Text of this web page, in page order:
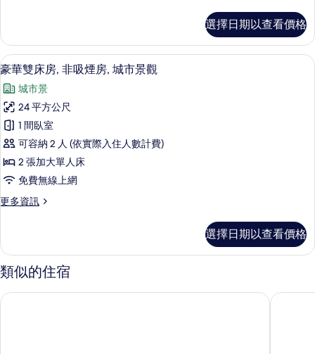
煙
房
的
所
有
相
片
雙
床
房,
吸
煙
房
的
詳
情
選擇日期以查看價格
顯
示
豪
華
雙
床
房,
吸
房,
城
市
景
豪華雙床房, 非吸煙房, 城市景觀 | 城市
15
豪華雙床房, 非吸煙房, 城市景觀
城市景
24 平方公尺
1 間臥室
可容納 2 人 (依實際入住人數計費)
2 張加大單人床
免費無線上網
更多資訊
更
雙
床
房,
吸
選擇日期以查看價格
類似的住宿
巢鴨站前 APA 飯店 格蘭德